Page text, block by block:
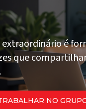
extraordinário é
que
NO